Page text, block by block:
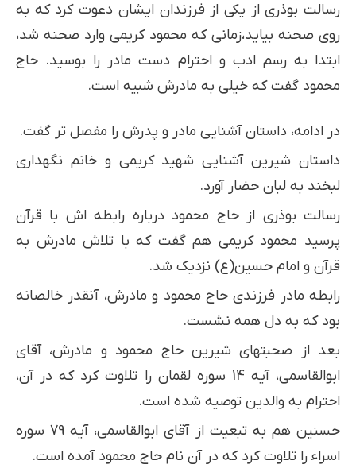
رسالت بوذری از یکی از فرزندان ایشان دعوت کرد که به
روی صحنه بیاید،زمانی که محمود کریمی وارد صحنه شد،
ابتدا به رسم ادب و احترام دست مادر را بوسید. حاج
محمود گفت که خیلی به مادرش شبیه است.
در ادامه، داستان آشنایی مادر و پدرش را مفصل­ تر گفت.
داستان شیرین آشنایی شهید کریمی و خانم نگهداری
لبخند به لبان حضار آورد.
رسالت بوذری از حاج محمود درباره رابطه­ اش با قرآن
پرسید محمود کریمی هم گفت که با تلاش مادرش به
قرآن و امام حسین(ع) نزدیک شد.
رابطه مادر فرزندی حاج محمود و مادرش، آنقدر خالصانه
بود که به دل همه نشست.
بعد از صحبت­های شیرین حاج محمود و مادرش، آقای
ابوالقاسمی، آیه 14 سوره لقمان را تلاوت کرد که در آن،
احترام به والدین توصیه شده است.
حسنین هم به تبعیت از آقای ابوالقاسمی، آیه 79 سوره
اسراء را تلاوت کرد که در آن نام حاج محمود آمده است.